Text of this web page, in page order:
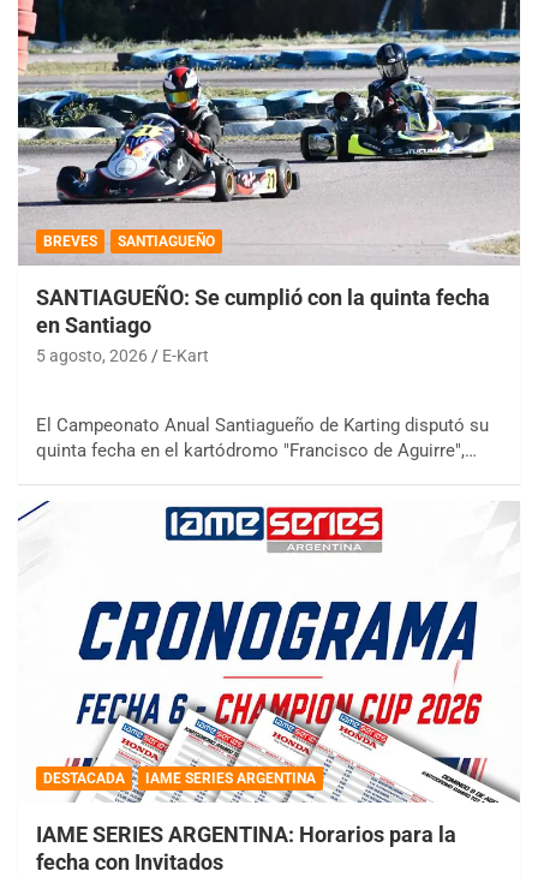
BREVES SANTIAGUEÑO
SANTIAGUEÑO: Se cumplió con la quinta fecha
en Santiago
5 agosto, 2026 E-Kart
El Campeonato Anual Santiagueño de Karting disputó su
quinta fecha en el kartódromo "Francisco de Aguirre",…
DESTACADA IAME SERIES ARGENTINA
IAME SERIES ARGENTINA: Horarios para la
fecha con Invitados